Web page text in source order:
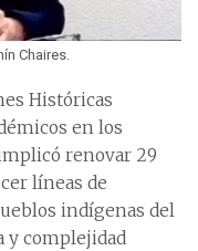
Chaires.
Históricas
en los
renovar 29
líneas de
indígenas del
y complejidad